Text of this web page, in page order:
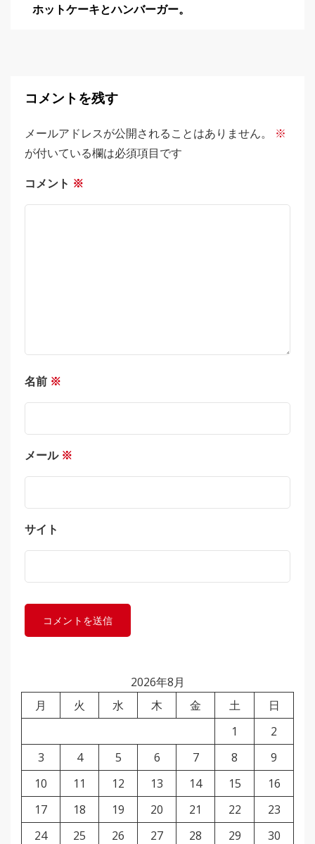
ホットケーキとハンバーガー。
コメントを残す
メールアドレスが公開されることはありません。
※
が付いている欄は必須項目です
コメント ※
名前 ※
メール ※
サイト
2026年8月
月
火 水 木 金 土
日
1
2
3
4 5 6 7 8
9
10
11 12 13 14 15
16
17
18 19 20 21 22
23
24
25 26 27 28 29
30